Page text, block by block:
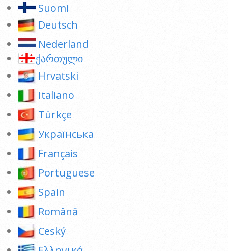
Suomi
Deutsch
Nederland
ქართული
Hrvatski
Italiano
Türkçe
Українська
Français
Portuguese
Spain
Română
Ceský